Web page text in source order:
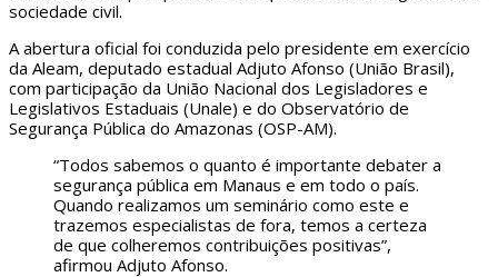
sociedade civil.
A abertura oficial foi conduzida pelo presidente em exercício
da Aleam, deputado estadual Adjuto Afonso (União Brasil),
com participação da União Nacional dos Legisladores e
Legislativos Estaduais (Unale) e do Observatório de
Segurança Pública do Amazonas (OSP-AM).
“Todos sabemos o quanto é importante debater a
segurança pública em Manaus e em todo o país.
Quando realizamos um seminário como este e
trazemos especialistas de fora, temos a certeza
de que colheremos contribuições positivas”,
afirmou Adjuto Afonso.